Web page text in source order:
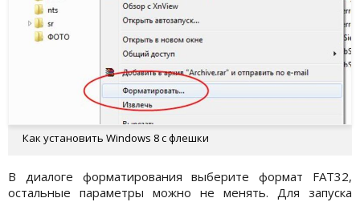
Как установить Windows 8 с флешки
В диалоге форматирования выберите формат FAT32,
остальные параметры можно не менять. Для запуска